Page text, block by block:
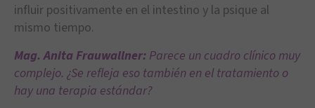
influir positivamente en el intestino y la psique al
mismo tiempo.
Mag. Anita Frauwallner: Parece un cuadro clínico muy
complejo. ¿Se refleja eso también en el tratamiento o
hay una terapia estándar?